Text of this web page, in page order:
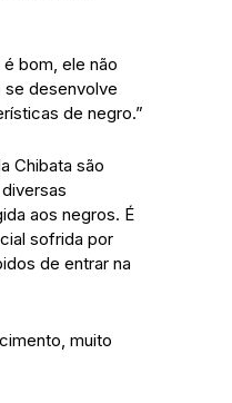
bom, ele não
se desenvolve
de negro.”
Chibata são
aos negros. É
sofrida por
de entrar na
muito